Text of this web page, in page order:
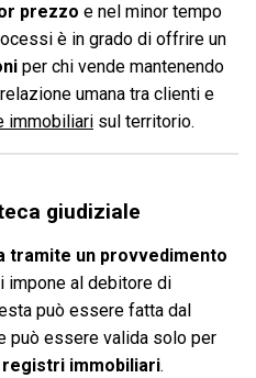
prezzo e nel minor tempo
è in grado di offrire un
per chi vende mantenendo
umana tra clienti e
immobiliari sul territorio.
giudiziale
tramite un provvedimento
impone al debitore di
può essere fatta dal
può essere valida solo per
registri immobiliari.